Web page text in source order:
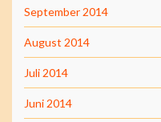
September 2014
August 2014
Juli 2014
Juni 2014